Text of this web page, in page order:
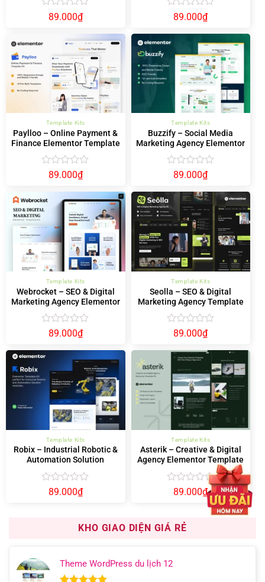
Được
0
sao
89.000₫
Được
hạng
0
sao
89.000₫
Template Kits
Paylloo – Online Payment &
Finance Elementor Template
Kit
Được
hạng
0
5
89.000₫
Template Kits
Buzzify – Social Media
Marketing Agency Elementor
Template Kit
Được
hạng
0
5
sao
89.000₫
Template Kits
Webrocket – SEO & Digital
Marketing Agency Elementor
Template Kit
Được
hạng
0
sao
89.000₫
Template Kits
Seolla – SEO & Digital
Marketing Agency Template
Kit
Được
hạng
sao
89.000₫
Template Kits
Robix – Industrial Robotic &
Automation Solution
Elementor Template Kit
Được
89.000₫
Template Kits
Asterik – Creative & Digital
Agency Elementor Template
Kit
Được
5
89.000₫
KHO GIAO DIỆN GIÁ RẺ
Theme WordPress du lịch 12